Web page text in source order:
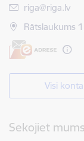
E-pasts:
riga@riga.lv
Rātslaukums
Visi
Sekojiet mums